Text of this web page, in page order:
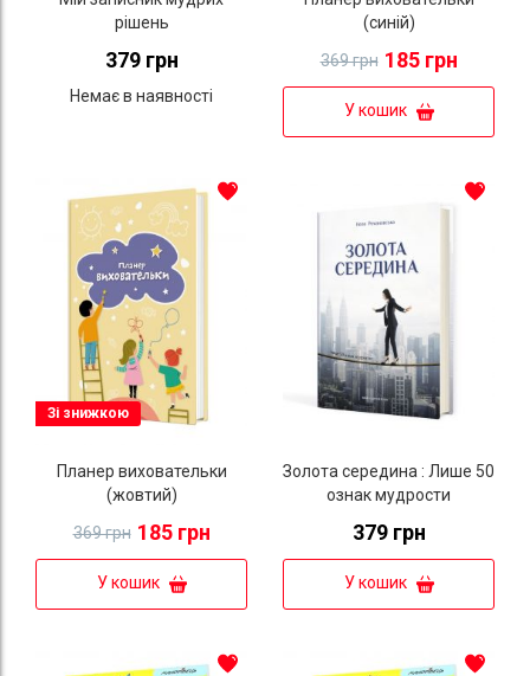
рішень
379 грн
Немає в наявності
(синій)
185 грн
369 грн
У кошик
Зі знижкою
Планер виховательки
(жовтий)
185 грн
369 грн
У кошик
Золота середина : Лише 50
ознак мудрости
379 грн
У кошик